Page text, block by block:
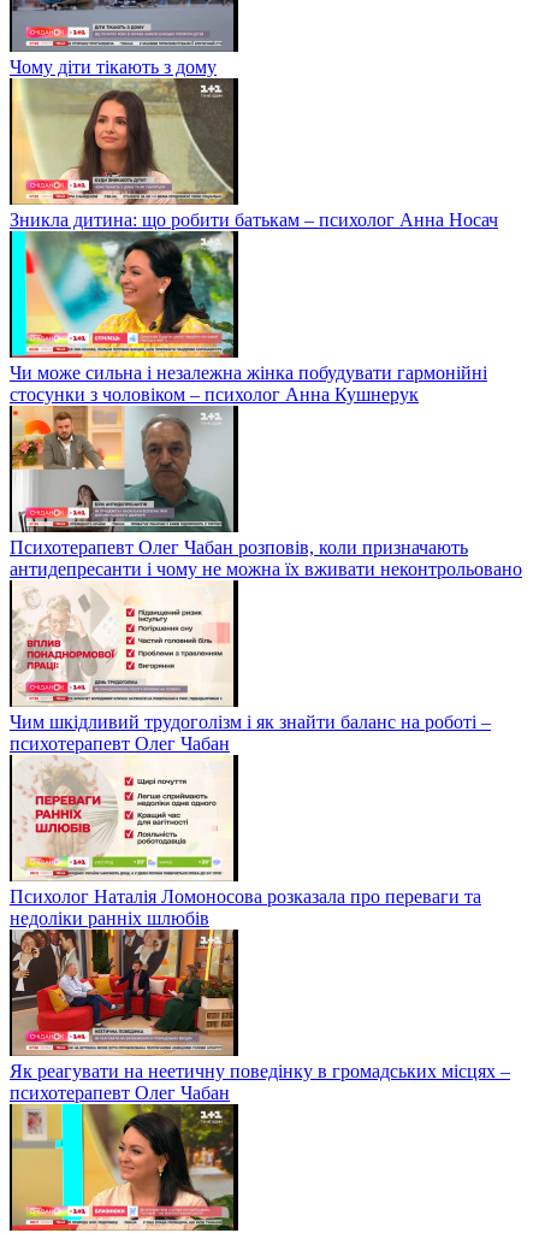
Чому діти тікають з дому
Зникла дитина: що робити батькам – психолог Анна Носач
Чи може сильна і незалежна жінка побудувати гармонійні
стосунки з чоловіком – психолог Анна Кушнерук
Психотерапевт Олег Чабан розповів, коли призначають
антидепресанти і чому не можна їх вживати неконтрольовано
Чим шкідливий трудоголізм і як знайти баланс на роботі –
психотерапевт Олег Чабан
Психолог Наталія Ломоносова розказала про переваги та
недоліки ранніх шлюбів
Як реагувати на неетичну поведінку в громадських місцях –
психотерапевт Олег Чабан